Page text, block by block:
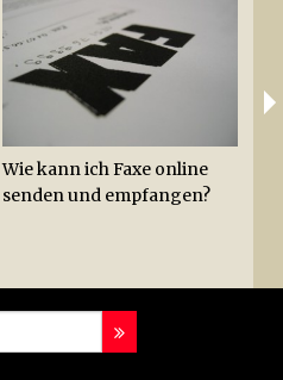
Wie kann ich Faxe online
senden und empfangen?